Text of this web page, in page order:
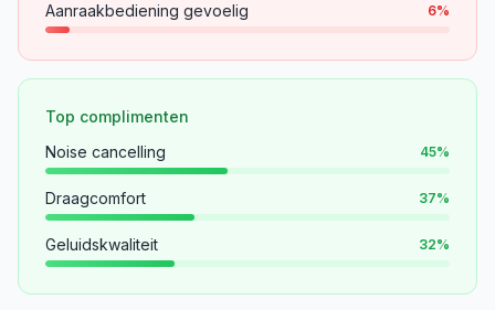
Aanraakbediening gevoelig 6%
Top complimenten
Noise cancelling
45%
Draagcomfort 37%
Geluidskwaliteit 32%